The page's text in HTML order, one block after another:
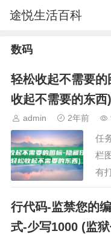
途悦生活百科
数码
轻松收起不需要
收起不需要的东西)
admin 2年前
任
栏
有
务
栏
栏
行代码-监禁您的
式-少写1000 (监